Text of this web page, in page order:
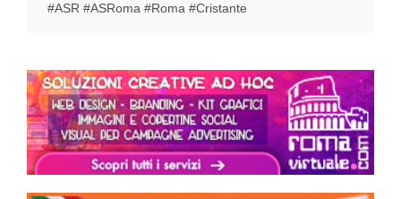
#ASR #ASRoma #Roma #Cristante